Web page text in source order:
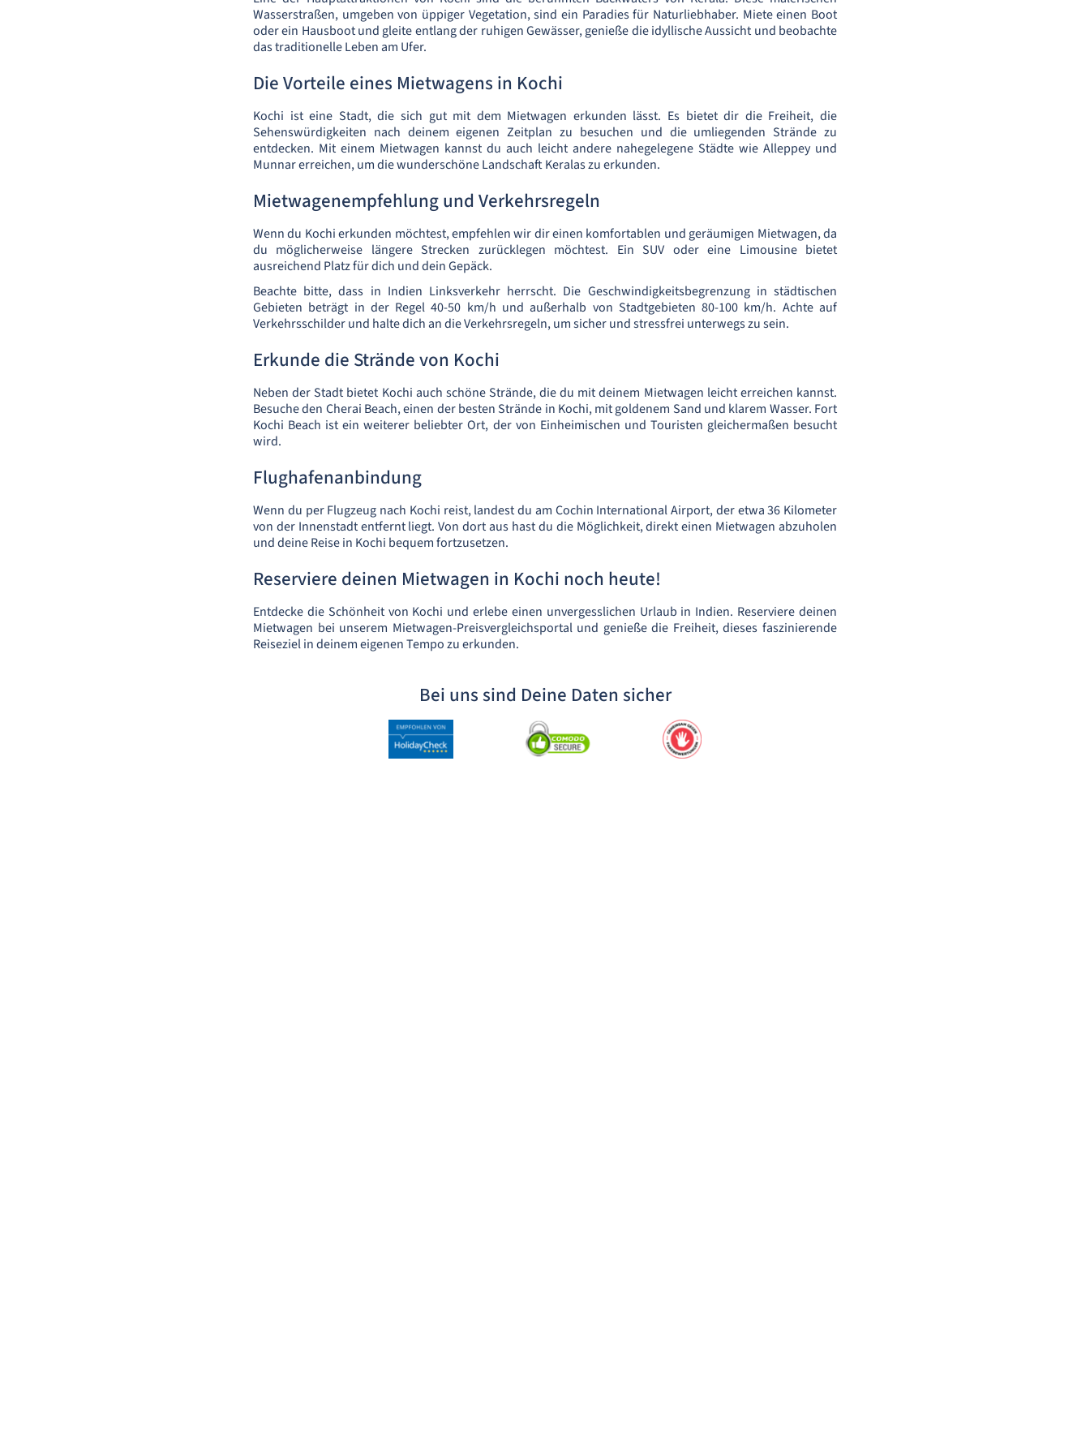
Wasserstraßen, umgeben von üppiger Vegetation, sind ein Paradies für Naturliebhaber. Miete einen Boot
oder ein Hausboot und gleite entlang der ruhigen Gewässer, genieße die idyllische Aussicht und beobachte
das traditionelle Leben am Ufer.
Die Vorteile eines Mietwagens in Kochi
Kochi ist eine Stadt, die sich gut mit dem Mietwagen erkunden lässt. Es bietet dir die Freiheit, die
Sehenswürdigkeiten nach deinem eigenen Zeitplan zu besuchen und die umliegenden Strände zu
entdecken. Mit einem Mietwagen kannst du auch leicht andere nahegelegene Städte wie Alleppey und
Munnar erreichen, um die wunderschöne Landschaft Keralas zu erkunden.
Mietwagenempfehlung und Verkehrsregeln
Wenn du Kochi erkunden möchtest, empfehlen wir dir einen komfortablen und geräumigen Mietwagen, da
du möglicherweise längere Strecken zurücklegen möchtest. Ein SUV oder eine Limousine bietet
ausreichend Platz für dich und dein Gepäck.
Beachte bitte, dass in Indien Linksverkehr herrscht. Die Geschwindigkeitsbegrenzung in städtischen
Gebieten beträgt in der Regel 40-50 km/h und außerhalb von Stadtgebieten 80-100 km/h. Achte auf
Verkehrsschilder und halte dich an die Verkehrsregeln, um sicher und stressfrei unterwegs zu sein.
Erkunde die Strände von Kochi
Neben der Stadt bietet Kochi auch schöne Strände, die du mit deinem Mietwagen leicht erreichen kannst.
Besuche den Cherai Beach, einen der besten Strände in Kochi, mit goldenem Sand und klarem Wasser. Fort
Kochi Beach ist ein weiterer beliebter Ort, der von Einheimischen und Touristen gleichermaßen besucht
wird.
Flughafenanbindung
Wenn du per Flugzeug nach Kochi reist, landest du am Cochin International Airport, der etwa 36 Kilometer
von der Innenstadt entfernt liegt. Von dort aus hast du die Möglichkeit, direkt einen Mietwagen abzuholen
und deine Reise in Kochi bequem fortzusetzen.
Reserviere deinen Mietwagen in Kochi noch heute!
Entdecke die Schönheit von Kochi und erlebe einen unvergesslichen Urlaub in Indien. Reserviere deinen
Mietwagen bei unserem Mietwagen-Preisvergleichsportal und genieße die Freiheit, dieses faszinierende
Reiseziel in deinem eigenen Tempo zu erkunden.
Bei uns sind Deine Daten sicher